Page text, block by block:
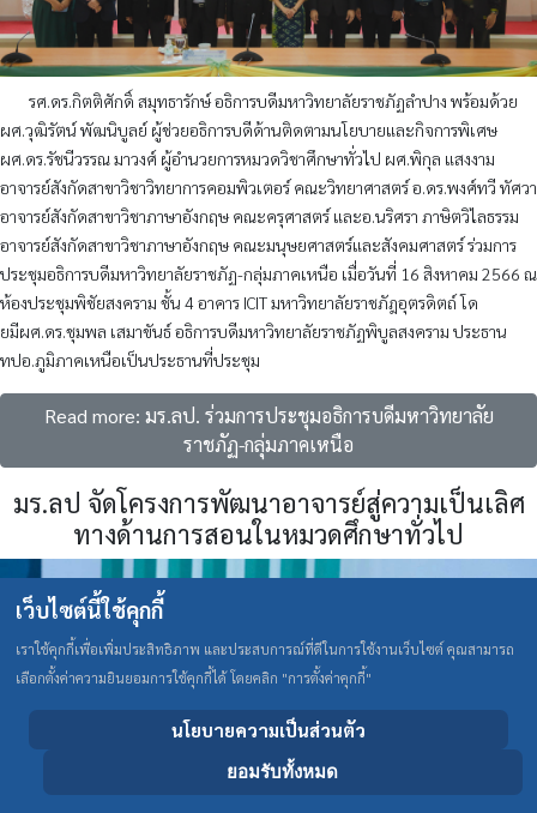
รศ.ดร.กิตติศักดิ์ สมุทธารักษ์ อธิการบดีมหาวิทยาลัยราชภัฏลำปาง พร้อมด้วย
ผศ.วุฒิรัตน์ พัฒนิบูลย์ ผู้ช่วยอธิการบดีด้านติดตามนโยบายและกิจการพิเศษ
ผศ.ดร.รัชนีวรรณ มาวงศ์ ผู้อำนวยการหมวดวิชาศึกษาทั่วไป ผศ.พิกุล แสงงาม
อาจารย์สังกัดสาขาวิชาวิทยาการคอมพิวเตอร์ คณะวิทยาศาสตร์ อ.ดร.พงศ์ทวี ทัศวา
อาจารย์สังกัดสาขาวิชาภาษาอังกฤษ คณะครุศาสตร์ และอ.นริศรา ภาษิตวิไลธรรม
อาจารย์สังกัดสาขาวิชาภาษาอังกฤษ คณะมนุษยศาสตร์และสังคมศาสตร์ ร่วมการ
ประชุมอธิการบดีมหาวิทยาลัยราชภัฏ-กลุ่มภาคเหนือ เมื่อวันที่ 16 สิงหาคม 2566 ณ
ห้องประชุมพิชัยสงคราม ชั้น 4 อาคาร ICIT มหาวิทยาลัยราชภัฎอุตรดิตถ์ โด
ยมีผศ.ดร.ชุมพล เสมาขันธ์ อธิการบดีมหาวิทยาลัยราชภัฏพิบูลสงคราม ประธาน
ทปอ.ภูมิภาคเหนือเป็นประธานที่ประชุม
Read more: มร.ลป. ร่วมการประชุมอธิการบดีมหาวิทยาลัย
ราชภัฏ-กลุ่มภาคเหนือ
มร.ลป จัดโครงการพัฒนาอาจารย์สู่ความเป็นเลิศ
ทางด้านการสอนในหมวดศึกษาทั่วไป
เว็บไซต์นี้ใช้คุกกี้
เราใช้คุกกี้เพื่อเพิ่มประสิทธิภาพ และประสบการณ์ที่ดีในการใช้งานเว็บไซต์ คุณสามารถ
เลือกตั้งค่าความยินยอมการใช้คุกกี้ได้ โดยคลิก "การตั้งค่าคุกกี้"
นโยบายความเป็นส่วนตัว
ยอมรับทั้งหมด